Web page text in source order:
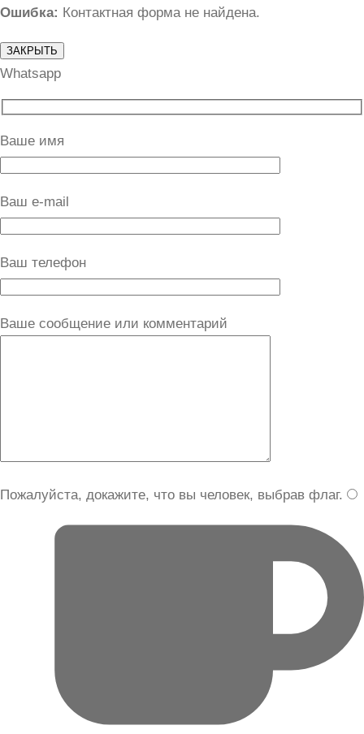
Ошибка: Контактная форма не найдена.
ЗАКРЫТЬ
Whatsapp
Ваше имя
Ваш e-mail
Ваш телефон
Ваше сообщение или комментарий
Пожалуйста, докажите, что вы человек, выбрав флаг.